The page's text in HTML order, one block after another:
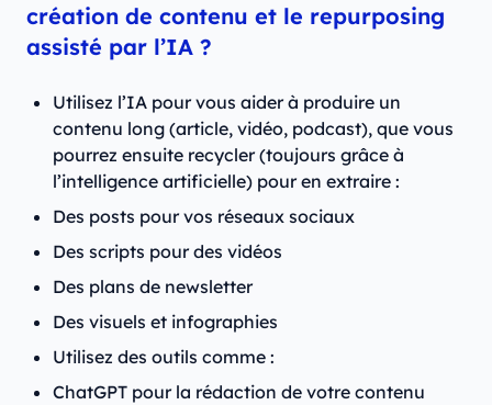
création de contenu et le repurposing
assisté par l’IA ?
Utilisez l’IA pour vous aider à produire un
contenu long (article, vidéo, podcast), que vous
pourrez ensuite recycler (toujours grâce à
l’intelligence artificielle) pour en extraire :
Des posts pour vos réseaux sociaux
Des scripts pour des vidéos
Des plans de newsletter
Des visuels et infographies
Utilisez des outils comme :
ChatGPT pour la rédaction de votre contenu